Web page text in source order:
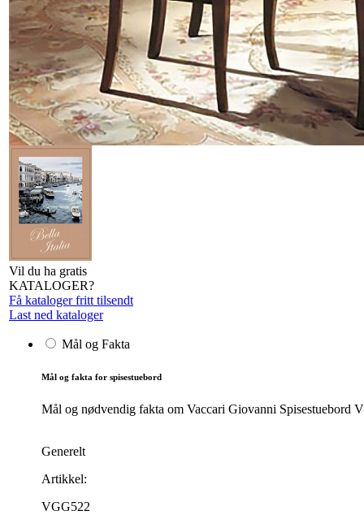
Vil du ha gratis
KATALOGER?
Få kataloger fritt tilsendt
Last ned kataloger
Mål og Fakta
Mål og fakta for spisestuebord
Mål og nødvendig fakta om Vaccari Giovanni Spisestuebord
Generelt
Artikkel:
VGG522